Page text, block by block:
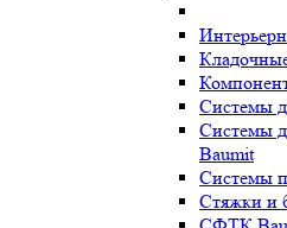
Системы
Системы
Baumit
Системы
Стяжки и